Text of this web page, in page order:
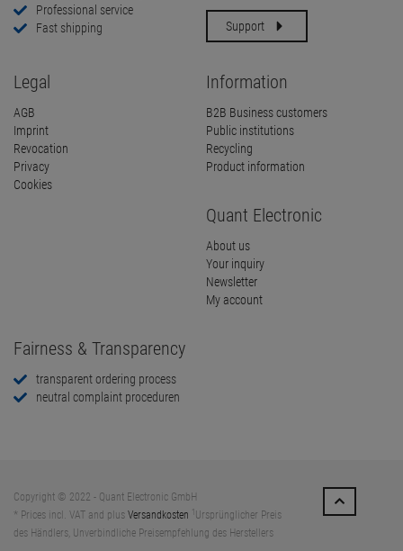
Professional service
Fast shipping
Support
Legal
AGB
Imprint
Revocation
Privacy
Cookies
Information
B2B Business customers
Public institutions
Recycling
Product information
Quant Electronic
About us
Your inquiry
Newsletter
My account
Fairness & Transparency
transparent ordering process
neutral complaint proceduren
Copyright © 2022 - Quant Electronic GmbH
* Prices incl. VAT and plus Versandkosten
Ursprünglicher Preis
des Händlers, Unverbindliche Preisempfehlung des Herstellers